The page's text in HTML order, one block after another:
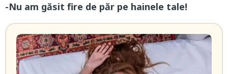
-Nu am găsit fire de păr pe hainele tale!